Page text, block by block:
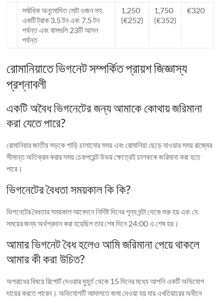
সর্বাধিক অনুমোদিত মোট ওজন সহ
একটি ট্রাক 3.5 টন এবং 7.5 টন
পর্যন্ত এবং বাসগুলি 23টি আসন
পর্যন্ত
1,250
(€252)
1,750
(€352)
€320
রোমানিয়াতে ভিগনেট সম্পর্কিত প্রায়শ জিজ্ঞাস্য
প্রশ্নাবলী
একটি অবৈধ ভিগনেটের জন্য আমাকে কোথায় জরিমানা
করা যেতে পারে?
রোমানিয়ার জাতীয় সড়কে গাড়ি চালানোর সময় এবং রোমানিয়া ছেড়ে যাওয়ার সময় রাজ্যের
সীমান্ত অতিক্রম করার সময় চেকপয়েন্ট উভয় ক্ষেত্রেই চালককে জরিমানা করা হতে
পারে।
ভিগনেটের বৈধতা সময়কাল কি কি?
ভিগনেটের বৈধতার সময়কাল আবেদনে নির্দিষ্ট দিনের শূন্য ঘন্টা থেকে শুরু হয় এবং যে
সময়ের জন্য অর্থপ্রদান করা হয়েছিল তার শেষ দিনে 24:00 এ শেষ হয়।
আমার ভিগনেট বৈধ হলেও আমি জরিমানা পেয়ে থাকলে
আমার কী করা উচিত?
অপরাধের বিষয়ে রিপোর্ট দেওয়ার মুহূর্ত থেকে 15 দিনের মধ্যে আপনি একটি অভিযোগ
দায়ের করতে পারেন। অভিযোগটি আদালতে জমা দেওয়া হয় যার এখতিয়ারের অধীনে